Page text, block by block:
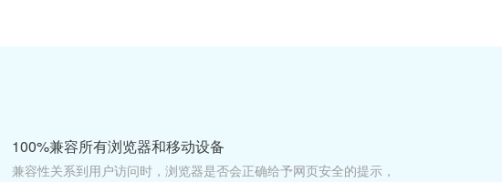
100%兼容所有浏览器和移动设备
兼容性关系到用户访问时，浏览器是否会正确给予网页安全的提示，